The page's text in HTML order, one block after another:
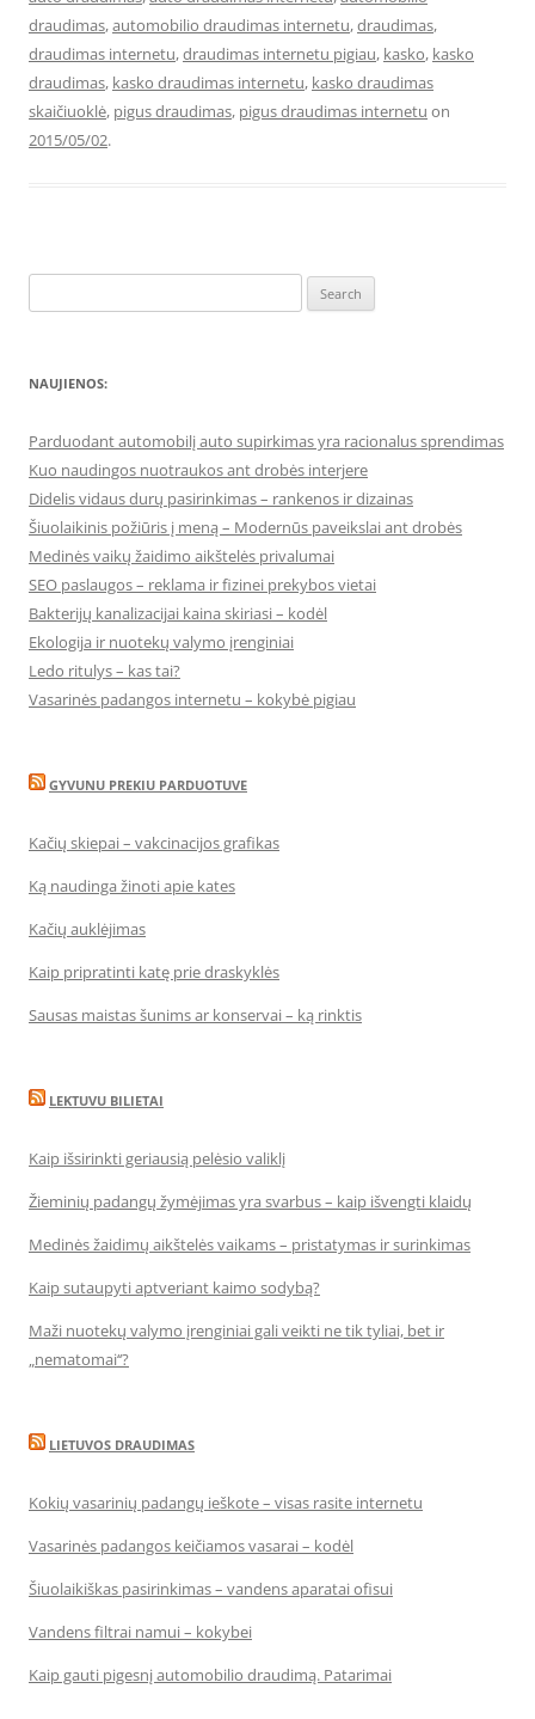
draudimas,automobilio draudimas internetu,draudimas,
draudimas internetu,draudimas internetu pigiau, kasko, kasko
draudimas, kasko draudimas internetu, kasko draudimas
skaičiuoklė, pigus draudimas, pigus draudimas internetu on
2015/05/02.
for:
NAUJIENOS:
Parduodant automobilį auto supirkimas yra racionalus sprendimas
Kuo naudingos nuotraukos ant drobės interjere
Didelis vidaus durų pasirinkimas – rankenos ir dizainas
Šiuolaikinis požiūris į meną – Modernūs paveikslai ant drobės
Medinės vaikų žaidimo aikštelės privalumai
SEO paslaugos – reklama ir fizinei prekybos vietai
Bakterijų kanalizacijai kaina skiriasi – kodėl
Ekologija ir nuotekų valymo įrenginiai
Ledo ritulys – kas tai?
Vasarinės padangos internetu – kokybė pigiau
GYVUNU PREKIU PARDUOTUVE
Kačių skiepai – vakcinacijos grafikas
Ką naudinga žinoti apie kates
Kačių auklėjimas
Kaip pripratinti katę prie draskyklės
Sausas maistas šunims ar konservai – ką rinktis
LEKTUVU BILIETAI
Kaip išsirinkti geriausią pelėsio valiklį
Žieminių padangų žymėjimas yra svarbus – kaip išvengti klaidų
Medinės žaidimų aikštelės vaikams – pristatymas ir surinkimas
Kaip sutaupyti aptveriant kaimo sodybą?
Maži nuotekų valymo įrenginiai gali veikti ne tik tyliai, bet ir
„nematomai‘‘?
LIETUVOS DRAUDIMAS
Kokių vasarinių padangų ieškote – visas rasite internetu
Vasarinės padangos keičiamos vasarai – kodėl
Šiuolaikiškas pasirinkimas – vandens aparatai ofisui
Vandens filtrai namui – kokybei
Kaip gauti pigesnį automobilio draudimą. Patarimai